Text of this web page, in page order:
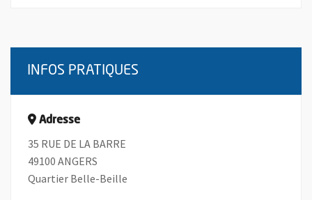
INFOS PRATIQUES
Adresse
35 RUE DE LA BARRE
49100 ANGERS
Quartier Belle-Beille